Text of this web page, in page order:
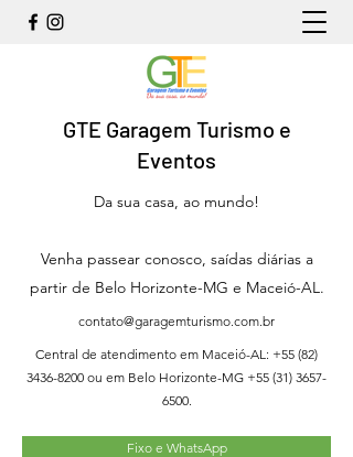
GTE Garagem Turismo e
Eventos
Da sua casa, ao mundo!
Venha passear conosco, saídas diárias a
partir de Belo Horizonte-MG e Maceió-AL.
contato@garagemturismo.com.br
Central de atendimento em Maceió-AL: +55 (82)
3436-8200 ou em Belo Horizonte-MG +55 (31) 3657-
6500.
Fixo e WhatsApp